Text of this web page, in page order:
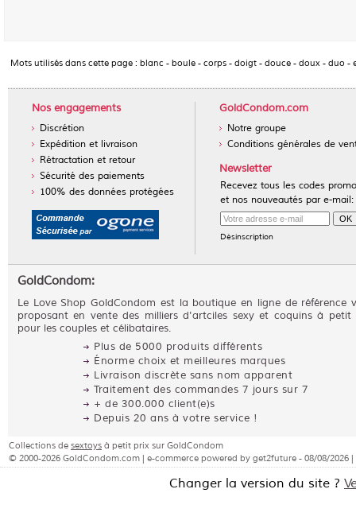
Mots utilisés dans cette page : blanc - boule - corps - doigt - douce - doux - duo -
Nos engagements
Discrétion
Expédition et livraison
Rétractation et retour
Sécurité des paiements
100% des données protégées
GoldCondom.com
Notre groupe
Conditions générales de
Newsletter
Recevez tous les codes
et nos nouveautés par e-mail:
Désinscription
GoldCondom:
Le Love Shop GoldCondom est la boutique en ligne de référence
proposant en vente des milliers d'artciles sexy et coquins à petit
pour les couples et célibataires.
Plus de 5000 produits différents
Énorme choix et meilleures marques
Livraison discrète sans nom apparent
Traitement des commandes 7 jours sur 7
+ de 300.000 client(e)s
Depuis 20 ans à votre service !
Collections de sextoys à petit prix sur GoldCondom
© 2000-2026 GoldCondom.com | e-commerce powered by get2future - 08/08/2026 |
Changer la version du site ?